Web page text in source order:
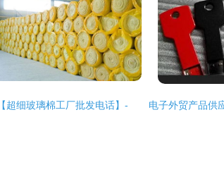
【超细玻璃棉工厂批发电话】-